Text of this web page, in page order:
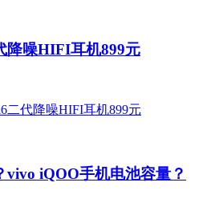
降噪HIFI耳机899元
vivo iQOO手机电池容量？